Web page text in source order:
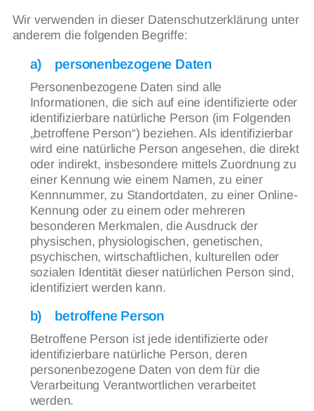
Wir verwenden in dieser Datenschutzerklärung unter
anderem die folgenden Begriffe:
a) personenbezogene Daten
Personenbezogene Daten sind alle
Informationen, die sich auf eine identifizierte oder
identifizierbare natürliche Person (im Folgenden
„betroffene Person“) beziehen. Als identifizierbar
wird eine natürliche Person angesehen, die direkt
oder indirekt, insbesondere mittels Zuordnung zu
einer Kennung wie einem Namen, zu einer
Kennnummer, zu Standortdaten, zu einer Online-
Kennung oder zu einem oder mehreren
besonderen Merkmalen, die Ausdruck der
physischen, physiologischen, genetischen,
psychischen, wirtschaftlichen, kulturellen oder
sozialen Identität dieser natürlichen Person sind,
identifiziert werden kann.
b) betroffene Person
Betroffene Person ist jede identifizierte oder
identifizierbare natürliche Person, deren
personenbezogene Daten von dem für die
Verarbeitung Verantwortlichen verarbeitet
werden.